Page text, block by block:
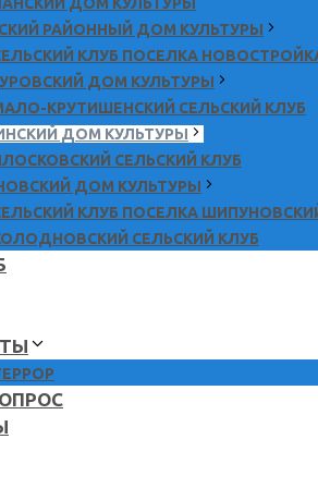
РАЙОННЫЙ ДОМ КУЛЬТУРЫ
КЛУБ ПОСЕЛКА
ДОМ КУЛЬТУРЫ
КРУТИШЕНСКИЙ СЕЛЬСКИЙ КЛУБ
ДОМ КУЛЬТУРЫ
СЕЛЬСКИЙ КЛУБ
ДОМ КУЛЬТУРЫ
КЛУБ ПОСЕЛКА
СЕЛЬСКИЙ КЛУБ